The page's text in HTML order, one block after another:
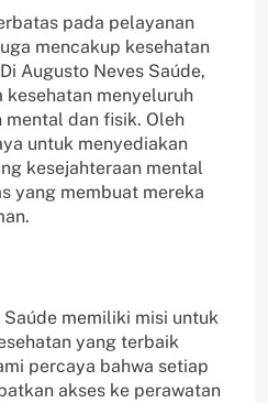
pada pelayanan
mencakup kesehatan
Augusto Neves Saúde,
kesehatan menyeluruh
dan fisik. Oleh
untuk menyediakan
kesejahteraan mental
yang membuat mereka
memiliki misi untuk
yang terbaik
percaya bahwa setiap
akses ke perawatan